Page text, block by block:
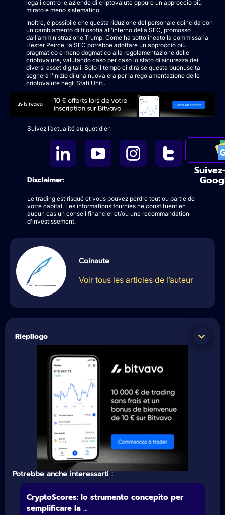
legali contro le aziende di criptovalute oppure un approccio più
mirato e meno sistematico.
Inoltre, è possibile che questa riduzione del personale coincida con
un cambiamento di filosofia all'interno della SEC, promosso
dall'amministrazione Trump. Come ha sottolineato la commissaria
Hester Peirce, la SEC potrebbe adottare un approccio più
pragmatico e meno dogmatico alla regolamentazione delle
criptovalute, valutando caso per caso lo stato di sicurezza dei
diversi asset digitali. Solo il tempo ci dirà se questa buonuscita
segnerà l'inizio di una nuova era per la regolamentazione delle
criptovalute negli Stati Uniti.
Suivez l’actualité au quotidien
Disclaimer:
Le trading est risqué et vous pouvez perdre tout ou partie de
votre capital. Les informations fournies ne constituent en
aucun cas un conseil financier et/ou une recommandation
d’investissement.
Coinaute
Voir tous les articles de l’auteur
Riepilogo
Potrebbe anche interessarti :
CryptoScores: lo strumento concepito per
semplificare la ...